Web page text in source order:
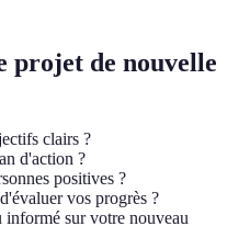
projet de nouvelle
clairs ?
d'action ?
positives ?
vos progrès ?
sur votre nouveau